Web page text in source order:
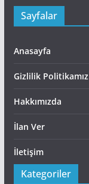
Sayfalar
Anasayfa
Gizlilik Politikamız
Hakkımızda
İlan Ver
İletişim
Kategoriler